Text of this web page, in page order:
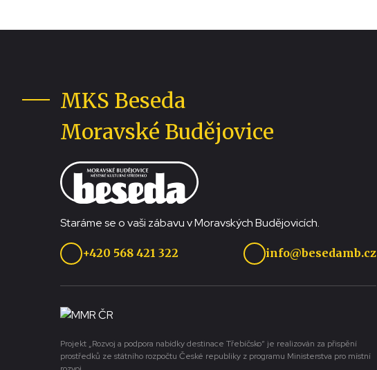
MKS Beseda
Moravské Budějovice
Staráme se o vaši zábavu v Moravských Budějovicích.
+420 568 421 322 info@besedamb.cz
Projekt „Rozvoj a podpora nabídky destinace Třebíčsko“ je realizován za přispění
prostředků ze státního rozpočtu České republiky z programu Ministerstva pro místní